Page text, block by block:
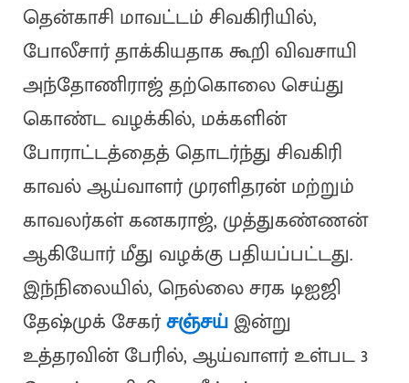
தென்காசி மாவட்டம் சிவகிரியில்,
போலீசார் தாக்கியதாக கூறி விவசாயி
அந்தோணிராஜ் தற்கொலை செய்து
கொண்ட வழக்கில், மக்களின்
போராட்டத்தைத் தொடர்ந்து சிவகிரி
காவல் ஆய்வாளர் முரளிதரன் மற்றும்
காவலர்கள் கனகராஜ், முத்துகண்ணன்
ஆகியோர் மீது வழக்கு பதியப்பட்டது.
இந்நிலையில், நெல்லை சரக டிஐஜி
தேஷ்முக் சேகர்சஞ்சய்இன்று
உத்தரவின் பேரில், ஆய்வாளர் உள்பட 3